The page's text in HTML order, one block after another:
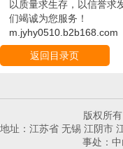
以质量求生存，以信誉求
们竭诚为您服务！
m.jyhy0510.b2b168.com
返回目录页
版权所
地址：江苏省 无锡 江阴市
事处：中